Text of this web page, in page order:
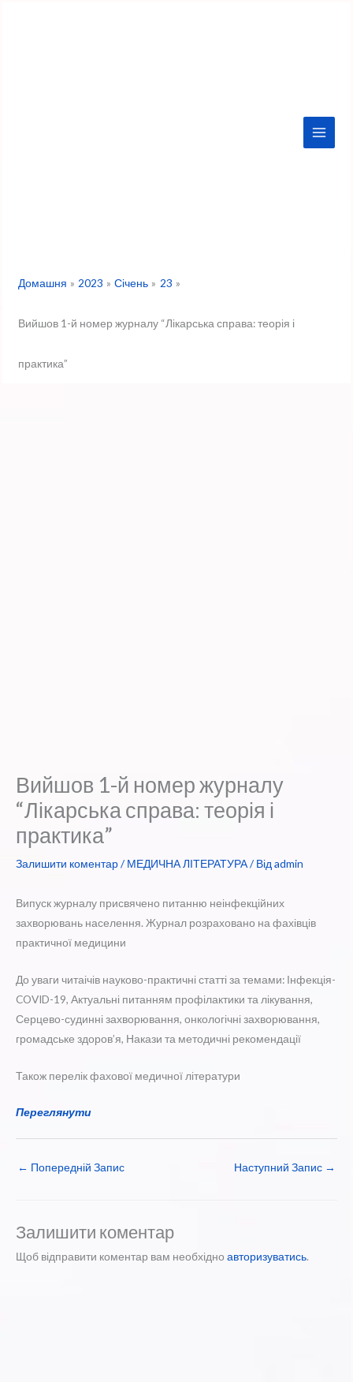
Домашня 2023 Січень 23
Вийшов 1-й номер журналу “Лікарська справа: теорія і
практика”
Вийшов 1-й номер журналу
“Лікарська справа: теорія і
практика”
Залишити коментар/ МЕДИЧНА ЛІТЕРАТУРА/ Відadmin
Випуск журналу присвячено питанню неінфекційних
захворювань населення. Журнал розраховано на фахівців
практичної медицини
До уваги читаічів науково-практичні статті за темами: Інфекція-
COVID-19, Актуальні питанням профілактики та лікування,
Серцево-судинні захворювання, онкологічні захворювання,
громадське здоров’я, Накази та методичні рекомендації
Також перелік фахової медичної літератури
Переглянути
← Попередній Запис Наступний Запис →
Залишити коментар
Щоб відправити коментар вам необхідно авторизуватись.